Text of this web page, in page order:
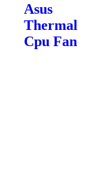
Asus
Thermal
Cpu Fan